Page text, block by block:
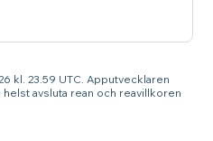
kl. 23.59 UTC. Apputvecklaren
avsluta rean och reavillkoren